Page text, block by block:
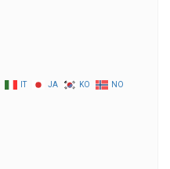
IT JA KO NO